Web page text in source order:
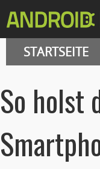
STARTSEITE
So holst